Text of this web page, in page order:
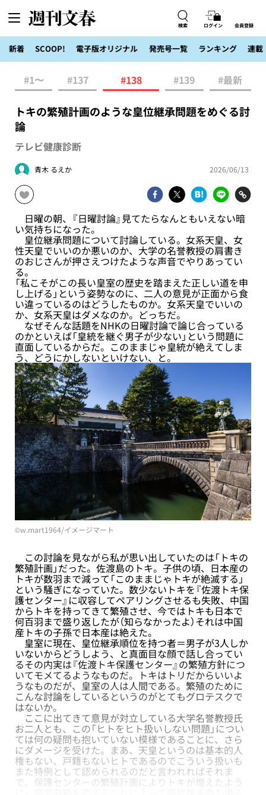
検索 ログイン 会員登録
新着 SCOOP! 電子版オリジナル 発売号一覧 ランキング 連載
#1〜 #137 #138 #139 #最新
トキの繁殖計画のような皇位継承問題をめぐる討
論
テレビ健康診断
青木 るえか 2026/06/13
日曜の朝、『日曜討論』見てたらなんともいえない暗
い気持ちになった。
皇位継承問題について討論している。女系天皇、女
性天皇でいいのか悪いのか、大学の名誉教授の肩書き
のおじさんが押さえつけたような声音でやりあってい
る。
「私こそがこの長い皇室の歴史を踏まえた正しい道を申
し上げる」という姿勢なのに、二人の意見が正面から食
い違っているのはどうしたものか。女系天皇でいいの
か、女系天皇はダメなのか。どっちだ。
なぜそんな話題をNHKの日曜討論で論じ合っている
のかといえば「皇統を継ぐ男子が少ない」という問題に
直面しているからだ。このままじゃ皇統が絶えてしま
う、どうにかしないといけない、と。
©w.mart1964/イメージマート
この討論を見ながら私が思い出していたのは「トキの
繁殖計画」だった。佐渡島のトキ。子供の頃、日本産の
トキが数羽まで減って「このままじゃトキが絶滅する」
という騒ぎになっていた。数少ないトキを『佐渡トキ保
護センター』に収容してペアリングさせるも失敗、中国
からトキを持ってきて繁殖させ、今ではトキも日本で
何百羽まで盛り返したが（知らなかったよ）それは中国
産トキの子孫で日本産は絶えた。
皇室に現在、皇位継承順位を持つ者＝男子が3人しか
いないからどうしよう、と真面目な顔で話し合ってい
るその内実は『佐渡トキ保護センター』の繁殖方針につ
いてモメてるようなものだ。トキはトリだからいいよ
うなものだが、皇室の人は人間である。繁殖のために
こんな討論をしているというのがとてもグロテスクで
はないか。
ここに出てきて意見が対立している大学名誉教授氏
お二人とも、この「ヒトをヒト扱いしない問題」につい
ては何の疑問も抱いていない模様であることに、さら
にダメージを受けた。まあ、天皇というのは基本的人
権もない、戸籍もないヒトであるのでこういう扱いも
また特例として認められるのだと言われればそれま
で。保護センターの繁殖計画によりトキが増えたよう